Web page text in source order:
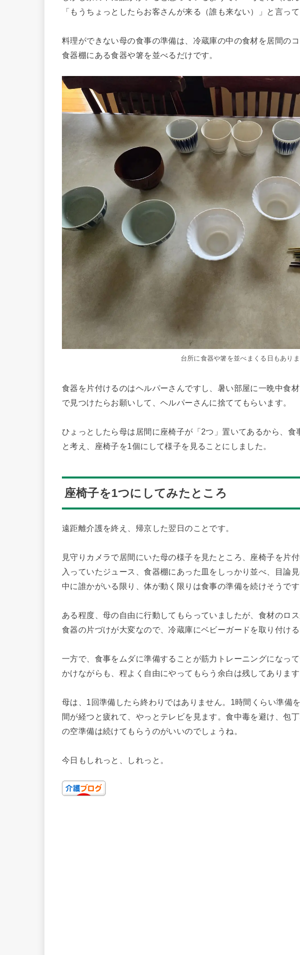
「もうちょっとしたらお客さんが来る（誰も来ない）」と言っ
料理ができない母の食事の準備は、冷蔵庫の中の食材を居間の
食器棚にある食器や箸を並べるだけです。
台所に食器や箸を並べまくる日もあり
食器を片付けるのはヘルパーさんですし、暑い部屋に一晩中食
で見つけたらお願いして、ヘルパーさんに捨ててもらいます。
ひょっとしたら母は居間に座椅子が「2つ」置いてあるから、
と考え、座椅子を1個にして様子を見ることにしました。
座椅子を1つにしてみたところ
遠距離介護を終え、帰京した翌日のことです。
見守りカメラで居間にいた母の様子を見たところ、座椅子を片
入っていたジュース、食器棚にあった皿をしっかり並べ、目論
中に誰かがいる限り、体が動く限りは食事の準備を続けそうです
ある程度、母の自由に行動してもらっていましたが、食材のロ
食器の片づけが大変なので、冷蔵庫にベビーガードを取り付け
一方で、食事をムダに準備することが筋力トレーニングになっ
かけながらも、程よく自由にやってもらう余白は残してあります
母は、1回準備したら終わりではありません。1時間くらい準備
間が経つと疲れて、やっとテレビを見ます。食中毒を避け、包
の空準備は続けてもらうのがいいのでしょうね。
今日もしれっと、しれっと。